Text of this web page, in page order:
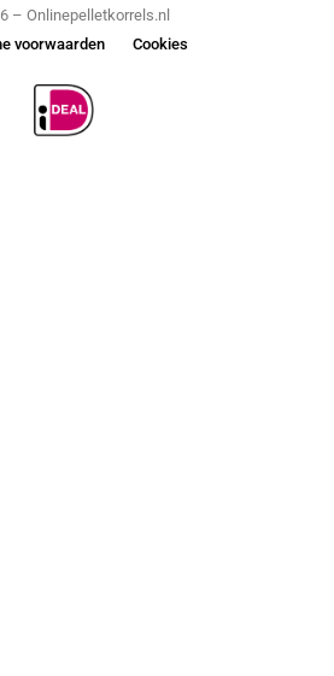
– Onlinepelletkorrels.nl
voorwaarden
Cookies